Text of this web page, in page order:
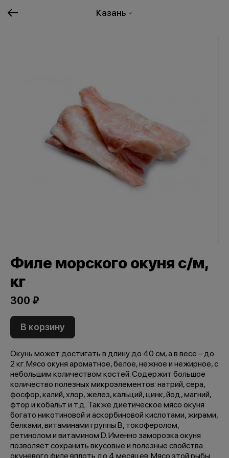
Казань
Филе морского окуня с/м,
кг
300 ₽
В корзину
Окунь может достигать в длину до 40 см, а в весе – до
2 кг. Мясо окуня ароматное, белое, нежное и нежирное, с
небольшим количеством костей. Содержит большое
количество полезных микроэлементов: натрий, сера,
фосфор, калий, хлор, желез, кальций, цинк, йод, магний,
фтор и кобальт и т.д. Также диетическое мясо окуня
богато никотиновой и аскорбиновой кислотами, жирами,
белками, витаминами группы В, токоферолом,
ретинолом и витамином D. Именно заморозка окуня
позволяет сохранить вкусовые и полезные свойства
окуневого филе вплоть до 4 месяцев. Мясо этой рыбы